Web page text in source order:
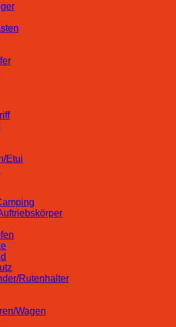
Etui
Rutenhalter
Wagen